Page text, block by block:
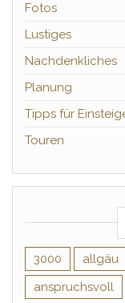
Fotos
Lustiges
Nachdenkliches
Planung
Tipps für
Touren
3000 allgäu
anspruchsvoll